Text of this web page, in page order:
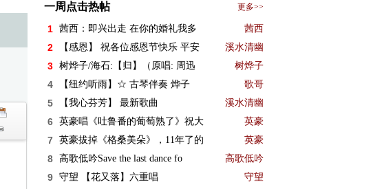
一周点击热帖 更多>>
1 茜西：即兴出走 在你的婚礼我多 茜西
2 【感恩】 祝各位感恩节快乐 平安 溪水清幽
3 树烨子/海石:【归】（原唱: 周迅 树烨子
4 【纽约听雨】☆ 古琴伴奏 烨子 歌哥
5 【我心芬芳】 最新歌曲 溪水清幽
6 英豪唱《吐鲁番的葡萄熟了》祝大 英豪
7 英豪拔掉《格桑美朵》，11年了的 英豪
8 高歌低吟Save the last dance fo 高歌低吟
9 守望 【花又落】六重唱 守望